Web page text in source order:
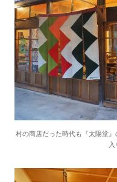
村の商店だった時代も『太陽堂